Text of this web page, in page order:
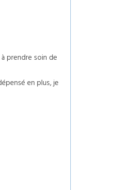
prendre soin de
en plus, je